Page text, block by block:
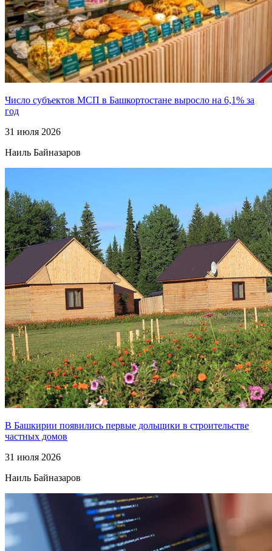
Число субъектов МСП в Башкортостане выросло на 6,1% за
год
31 июля 2026
Наиль Байназаров
В Башкирии появились первые дольщики в строительстве
частных домов
31 июля 2026
Наиль Байназаров